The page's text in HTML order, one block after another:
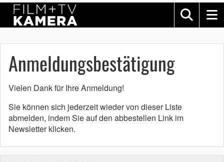
Anmeldungsbestätigung
Vielen Dank für Ihre Anmeldung!
Sie können sich jederzeit wieder von dieser Liste
abmelden, indem Sie auf den abbestellen Link im
Newsletter klicken.